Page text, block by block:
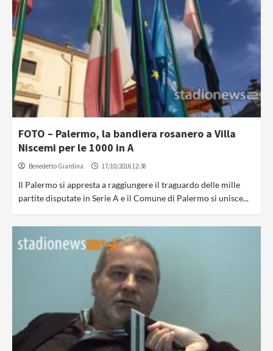
FOTO – Palermo, la bandiera rosanero a Villa
Niscemi per le 1000 in A
Benedetto Giardina 17/10/2016 12:38
Il Palermo si appresta a raggiungere il traguardo delle mille
partite disputate in Serie A e il Comune di Palermo si unisce...